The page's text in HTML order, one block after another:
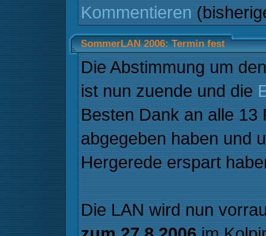
Kommentieren
SommerLAN 2006: Termin fest
Die Abstimmung um
ist nun zuende und die
Besten Dank an alle 13
abgegeben haben und
Hergerede erspart
Die LAN wird nun